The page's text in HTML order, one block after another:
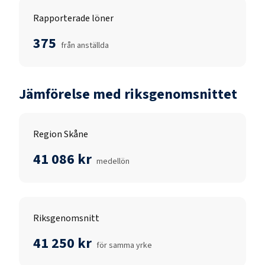
Rapporterade löner
375 från anställda
Jämförelse med riksgenomsnittet
Region Skåne
41 086 kr medellön
Riksgenomsnitt
41 250 kr för samma yrke